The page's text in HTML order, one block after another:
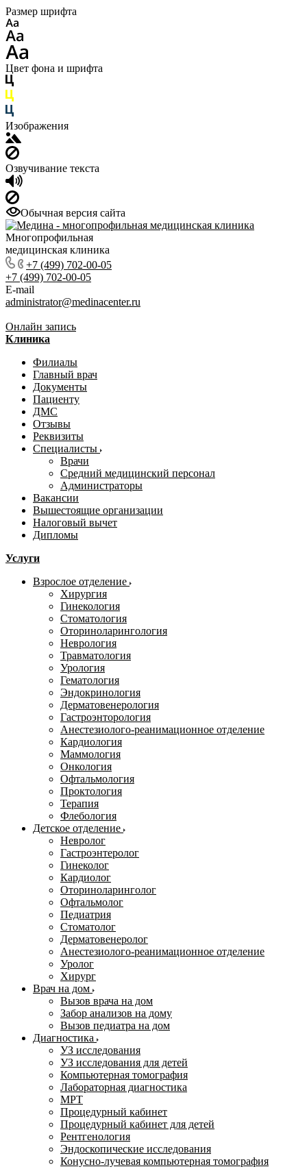
Размер шрифта
Цвет фона и шрифта
Изображения
Озвучивание текста
Обычная версия сайта
Многопрофильная
медицинская клиника
+7 (499) 702-00-05
+7 (499) 702-00-05
E-mail
administrator@medinacenter.ru
Онлайн запись
Клиника
Филиалы
Главный врач
Документы
Пациенту
ДМС
Отзывы
Реквизиты
Специалисты
Врачи
Средний медицинский персонал
Администраторы
Вакансии
Вышестоящие организации
Налоговый вычет
Дипломы
Услуги
Взрослое отделение
Хирургия
Гинекология
Стоматология
Оториноларингология
Неврология
Травматология
Урология
Гематология
Эндокринология
Дерматовенерология
Гастроэнторология
Анестезиолого-реанимационное отделение
Кардиология
Маммология
Онкология
Офтальмология
Проктология
Терапия
Флебология
Детское отделение
Невролог
Гастроэнтеролог
Гинеколог
Кардиолог
Оториноларинголог
Офтальмолог
Педиатрия
Стоматолог
Дерматовенеролог
Анестезиолого-реанимационное отделение
Уролог
Хирург
Врач на дом
Вызов врача на дом
Забор анализов на дому
Вызов педиатра на дом
Диагностика
УЗ исследования
УЗ исследования для детей
Компьютерная томография
Лабораторная диагностика
МРТ
Процедурный кабинет
Процедурный кабинет для детей
Рентгенология
Эндоскопические исследования
Конусно-лучевая компьютерная томография